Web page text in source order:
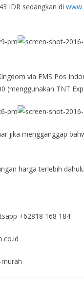
IDR sedangkan di
via EMS Pos
(menggunakan TNT
jika mengganggap
harga terlebih
+62818 168 184